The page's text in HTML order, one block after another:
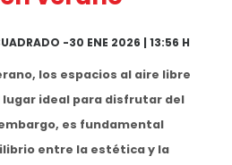
-30 ENE 2026 | 13:56 H
los espacios al aire libre
ideal para disfrutar del
es fundamental
entre la estética y la